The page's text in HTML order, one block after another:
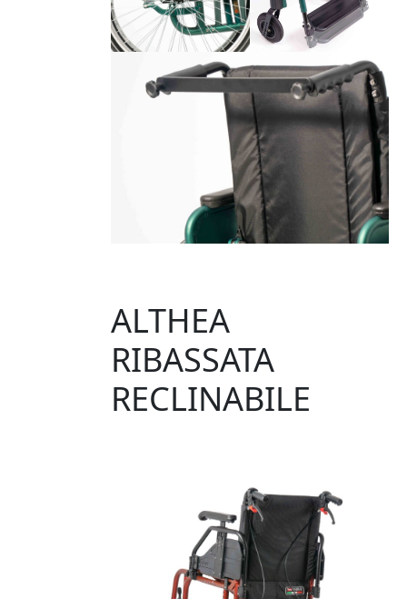
ALTHEA
RIBASSATA
RECLINABILE